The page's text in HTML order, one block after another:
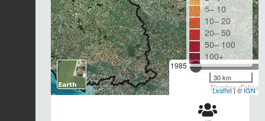
1985
Nombre
5– 10
10– 20
20– 50
50– 100
100+
30 km
Leaflet| ©IGN